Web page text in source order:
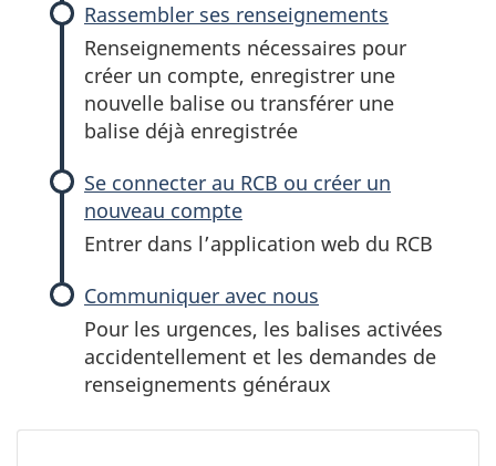
Rassembler ses renseignements
Renseignements nécessaires pour
créer un compte, enregistrer une
nouvelle balise ou transférer une
balise déjà enregistrée
Se connecter au RCB ou créer un
nouveau compte
Entrer dans l’application web du RCB
Communiquer avec nous
Pour les urgences, les balises activées
accidentellement et les demandes de
renseignements généraux